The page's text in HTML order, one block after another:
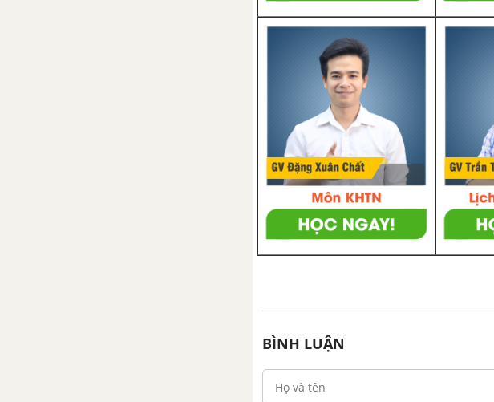
BÌNH LUẬN